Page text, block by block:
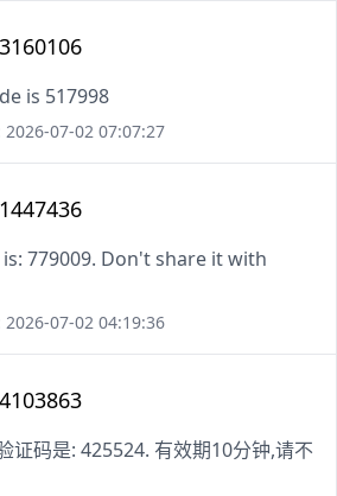
is 517998
2026-07-02 07:07:27
779009. Don't share it with
2026-07-02 04:19:36
证码是: 425524. 有效期10分钟,请不